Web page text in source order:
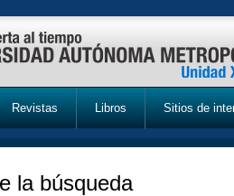
Revistas Libros Sitios de
la búsqueda